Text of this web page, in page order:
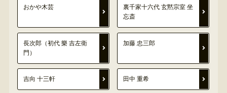
おかや木芸
裏千家十六代 玄黙宗室 坐
忘斎
長次郎（初代 樂 吉左衛
門）
加藤 忠三郎
吉向 十三軒 田中 重希